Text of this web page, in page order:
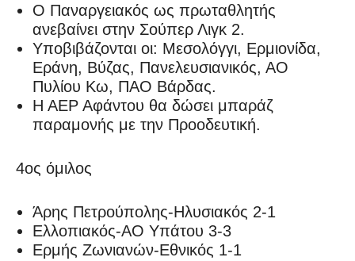
Ο Παναργειακός ως πρωταθλητής
ανεβαίνει στην Σούπερ Λιγκ 2.
Υποβιβάζονται οι: Μεσολόγγι, Ερμιονίδα,
Εράνη, Βύζας, Πανελευσιανικός, ΑΟ
Πυλίου Κω, ΠΑΟ Βάρδας.
Η ΑΕΡ Αφάντου θα δώσει μπαράζ
παραμονής με την Προοδευτική.
4ος όμιλος
Άρης Πετρούπολης-Ηλυσιακός 2-1
Ελλοπιακός-ΑΟ Υπάτου 3-3
Ερμής Ζωνιανών-Εθνικός 1-1